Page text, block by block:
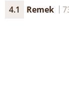
4.1 Remek